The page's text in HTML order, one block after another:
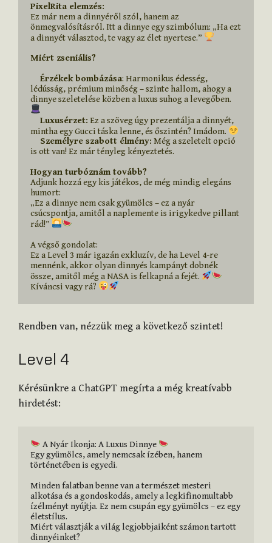
PixelRita elemzés:
Ez már nem a dinnyéről szól, hanem az
önmegvalósításról. Itt a dinnye egy szimbólum: „Ha ezt
a dinnyét választod, te vagy az élet nyertese.”
Miért zseniális?
    Érzékek bombázása
: Harmonikus édesség,
lédússág, prémium minőség – szinte hallom, ahogy a
dinnye szeletelése közben a luxus suhog a levegőben.
    Luxusérzet:
Ez a szöveg úgy prezentálja a dinnyét,
mintha egy Gucci táska lenne, és őszintén? Imádom.
    Személyre szabott élmény:
Még a szeletelt opció
is ott van! Ez már tényleg kényeztetés.
Hogyan turbóznám tovább?
Adjunk hozzá egy kis játékos, de még mindig elegáns
humort:
„Ez a dinnye nem csak gyümölcs – ez a nyár
csúcspontja, amitől a naplemente is irigykedve pillant
rád!”
A végső gondolat:
Ez a Level 3 már igazán exkluzív, de ha Level 4-re
mennénk, akkor olyan dinnyés kampányt dobnék
össze, amitől még a NASA is felkapná a fejét.
Kíváncsi vagy rá?
Rendben van, nézzük meg a következő szintet!
Level 4
Kérésünkre a ChatGPT megírta a még kreatívabb
hirdetést:
A Nyár Ikonja: A Luxus Dinnye
Egy gyümölcs, amely nemcsak ízében, hanem
történetében is egyedi.
Minden falatban benne van a természet mesteri
alkotása és a gondoskodás, amely a legkifinomultabb
ízélményt nyújtja. Ez nem csupán egy gyümölcs – ez egy
életstílus.
Miért választják a világ legjobbjaiként számon tartott
dinnyéinket?